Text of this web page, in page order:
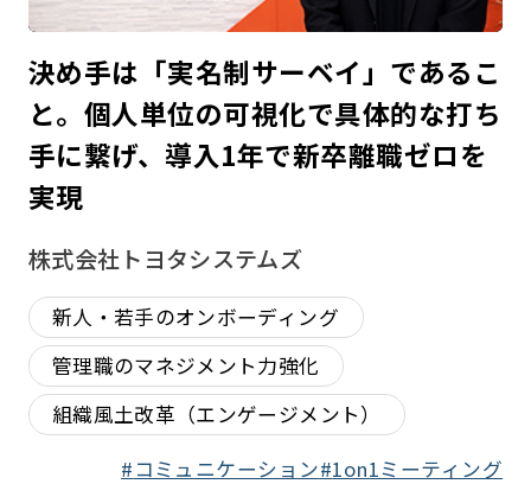
決め手は「実名制サーベイ」であるこ
と。個人単位の可視化で具体的な打ち
手に繋げ、導入1年で新卒離職ゼロを
実現
株式会社トヨタシステムズ
新人・若手のオンボーディング
管理職のマネジメント力強化
組織風土改革（エンゲージメント）
コミュニケーション 1on1ミーティング